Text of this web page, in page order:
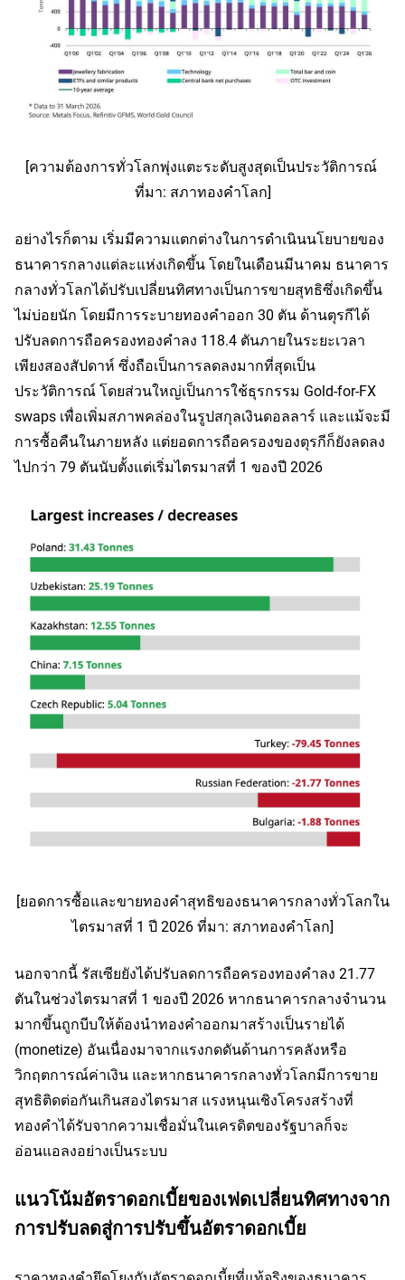
[ความต้องการทั่วโลกพุ่งแตะระดับสูงสุดเป็นประวัติการณ์
ที่มา: สภาทองคำโลก]
อย่างไรก็ตาม เริ่มมีความแตกต่างในการดำเนินนโยบายของ
ธนาคารกลางแต่ละแห่งเกิดขึ้น โดยในเดือนมีนาคม ธนาคาร
กลางทั่วโลกได้ปรับเปลี่ยนทิศทางเป็นการขายสุทธิซึ่งเกิดขึ้น
ไม่บ่อยนัก โดยมีการระบายทองคำออก 30 ตัน ด้านตุรกีได้
ปรับลดการถือครองทองคำลง 118.4 ตันภายในระยะเวลา
เพียงสองสัปดาห์ ซึ่งถือเป็นการลดลงมากที่สุดเป็น
ประวัติการณ์ โดยส่วนใหญ่เป็นการใช้ธุรกรรม Gold-for-FX
swaps เพื่อเพิ่มสภาพคล่องในรูปสกุลเงินดอลลาร์ และแม้จะมี
การซื้อคืนในภายหลัง แต่ยอดการถือครองของตุรกีก็ยังลดลง
ไปกว่า 79 ตันนับตั้งแต่เริ่มไตรมาสที่ 1 ของปี 2026
[ยอดการซื้อและขายทองคำสุทธิของธนาคารกลางทั่วโลกใน
ไตรมาสที่ 1 ปี 2026 ที่มา: สภาทองคำโลก]
นอกจากนี้ รัสเซียยังได้ปรับลดการถือครองทองคำลง 21.77
ตันในช่วงไตรมาสที่ 1 ของปี 2026 หากธนาคารกลางจำนวน
มากขึ้นถูกบีบให้ต้องนำทองคำออกมาสร้างเป็นรายได้
(monetize) อันเนื่องมาจากแรงกดดันด้านการคลังหรือ
วิกฤตการณ์ค่าเงิน และหากธนาคารกลางทั่วโลกมีการขาย
สุทธิติดต่อกันเกินสองไตรมาส แรงหนุนเชิงโครงสร้างที่
ทองคำได้รับจากความเชื่อมั่นในเครดิตของรัฐบาลก็จะ
อ่อนแอลงอย่างเป็นระบบ
แนวโน้มอัตราดอกเบี้ยของเฟดเปลี่ยนทิศทางจาก
การปรับลดสู่การปรับขึ้นอัตราดอกเบี้ย